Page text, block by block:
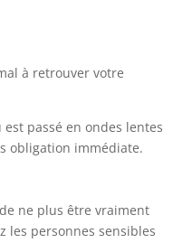
à retrouver votre
passé en ondes lentes
obligation immédiate.
ne plus être vraiment
les personnes sensibles